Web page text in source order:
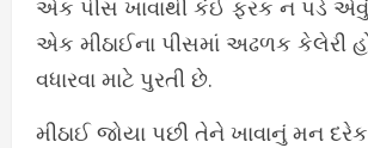
એક પીસ ખાવાથી કંઈ ફરક ન પડે
એક મીઠાઈના પીસમાં અઢળક
વધારવા માટે પુરતી છે.
મીઠાઈ જોયા પછી તેને ખાવાનું મન